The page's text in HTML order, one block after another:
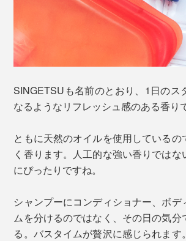
SINGETSUも名前のとおり、1日のス
なるようなリフレッシュ感のある香り
ともに天然のオイルを使用しているの
く香ります。人工的な強い香りではな
にぴったりですね。
シャンプーにコンディショナー、ボデ
ムを分けるのではなく、その日の気分
る。バスタイムが贅沢に感じられます